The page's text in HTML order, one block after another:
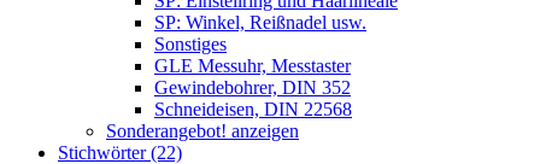
SP: Winkel, Reißnadel usw.
Sonstiges
GLE Messuhr, Messtaster
Gewindebohrer, DIN 352
Schneideisen, DIN 22568
Sonderangebot! anzeigen
Stichwörter (22)